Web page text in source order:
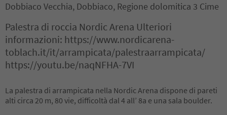
Dobbiaco Vecchia, Dobbiaco, Regione dolomitica 3 Cime
Palestra di roccia Nordic Arena Ulteriori
informazioni: https://www.nordicarena-
toblach.it/it/arrampicata/palestraarrampicata/
https://youtu.be/naqNFHA-7VI
La palestra di arrampicata nella Nordic Arena dispone di pareti
alti circa 20 m, 80 vie, difficoltà dal 4 all’ 8a e una sala boulder.